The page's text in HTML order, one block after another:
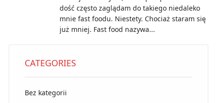
dość często zaglądam do takiego niedaleko
mnie fast foodu. Niestety. Chociaż staram się
już mniej. Fast food nazywa...
CATEGORIES
Bez kategorii